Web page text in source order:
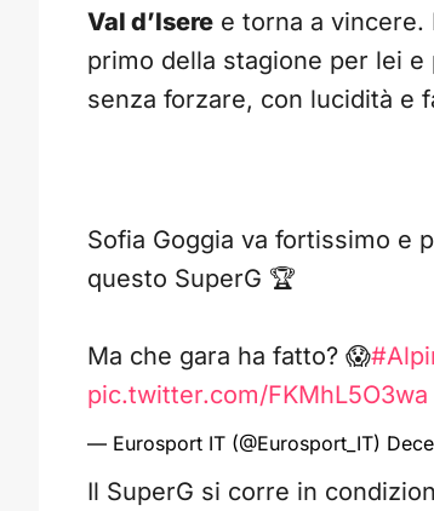
Val d’Isere e torna a vincere.
primo della stagione per lei e
senza forzare, con lucidità e
Sofia Goggia va fortissimo e
questo SuperG 🏆
Ma che gara ha fatto? 😱
pic.twitter.com/FKMhL5O3wa
— Eurosport IT (@Eurosport_IT)
Il SuperG si corre in